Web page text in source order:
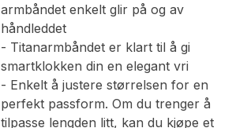
armbåndet enkelt glir på og av
håndleddet
- Titanarmbåndet er klart til å gi
smartklokken din en elegant vri
- Enkelt å justere størrelsen for en
perfekt passform. Om du trenger å
tilpasse lengden litt, kan du kjøpe et